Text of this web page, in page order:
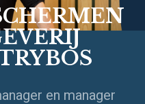
en manager